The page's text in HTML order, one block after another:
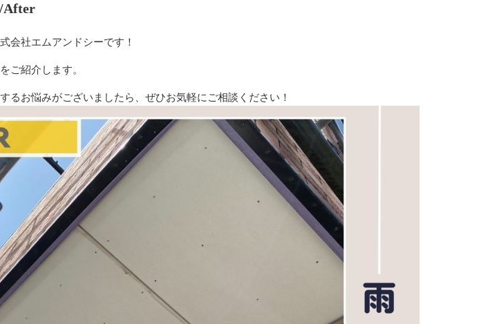
After
会社エムアンドシーです！
をご紹介します。
るお悩みがございましたら、ぜひお気軽にご相談ください！